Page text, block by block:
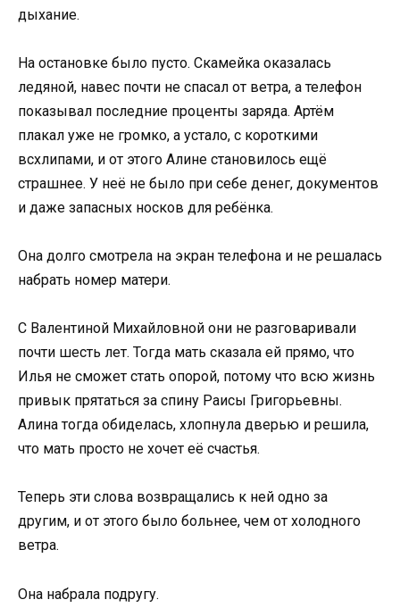
дыхание.
На остановке было пусто. Скамейка оказалась
ледяной, навес почти не спасал от ветра, а телефон
показывал последние проценты заряда. Артём
плакал уже не громко, а устало, с короткими
всхлипами, и от этого Алине становилось ещё
страшнее. У неё не было при себе денег, документов
и даже запасных носков для ребёнка.
Она долго смотрела на экран телефона и не решалась
набрать номер матери.
С Валентиной Михайловной они не разговаривали
почти шесть лет. Тогда мать сказала ей прямо, что
Илья не сможет стать опорой, потому что всю жизнь
привык прятаться за спину Раисы Григорьевны.
Алина тогда обиделась, хлопнула дверью и решила,
что мать просто не хочет её счастья.
Теперь эти слова возвращались к ней одно за
другим, и от этого было больнее, чем от холодного
ветра.
Она набрала подругу.